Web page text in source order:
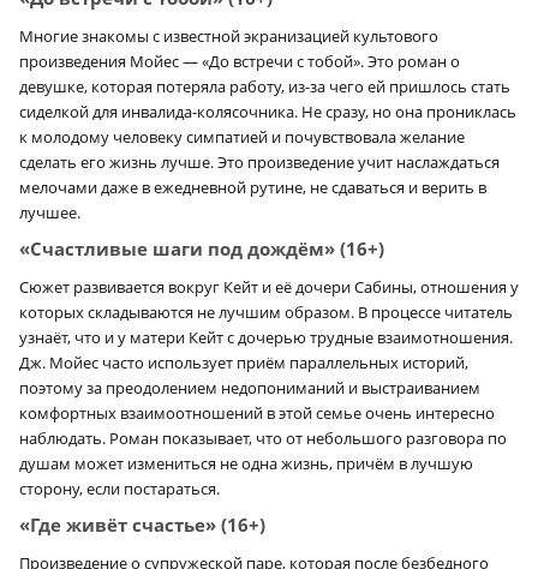
Многие знакомы с известной экранизацией культового
произведения Мойес — «До встречи с тобой». Это роман о
девушке, которая потеряла работу, из-за чего ей пришлось стать
сиделкой для инвалида-колясочника. Не сразу, но она прониклась
к молодому человеку симпатией и почувствовала желание
сделать его жизнь лучше. Это произведение учит наслаждаться
мелочами даже в ежедневной рутине, не сдаваться и верить в
лучшее.
«Счастливые шаги под дождём» (16+)
Сюжет развивается вокруг Кейт и её дочери Сабины, отношения у
которых складываются не лучшим образом. В процессе читатель
узнаёт, что и у матери Кейт с дочерью трудные взаимотношения.
Дж. Мойес часто использует приём параллельных историй,
поэтому за преодолением недопониманий и выстраиванием
комфортных взаимоотношений в этой семье очень интересно
наблюдать. Роман показывает, что от небольшого разговора по
душам может измениться не одна жизнь, причём в лучшую
сторону, если постараться.
«Где живёт счастье» (16+)
Произведение о супружеской паре, которая после безбедного